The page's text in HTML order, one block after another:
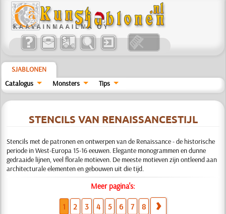
SJABLONEN
Catalogus
Monsters Tips
STENCILS VAN RENAISSANCESTIJL
Stencils met de patronen en ontwerpen van de Renaissance - de historische
periode in West-Europa 15-16 eeuwen. Elegante monogrammen en dunne
gedraaide lijnen, veel florale motieven. De meeste motieven zijn ontleend aan
architecturale elementen en gebouwen uit die tijd.
Meer pagina's:
1 2 3 4 5 6 7 8